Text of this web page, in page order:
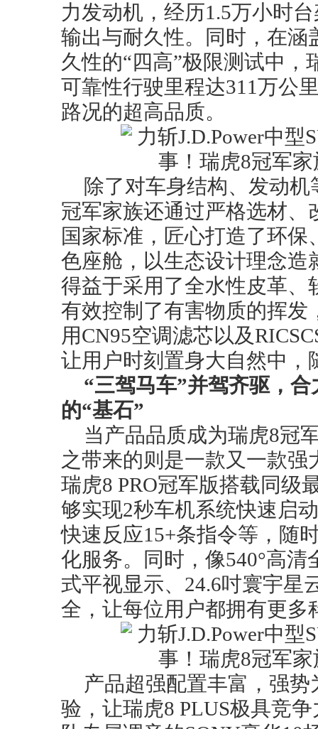
力发动机，经历1.5万小时
输出与耐久性。同时，在
久性的“四高”极限测试中
可靠性行驶里程达311万公
路况的超高品质。
除了对车身结构、发动
冠军家族还通过严格选材
国家标准，匠心打造了环保
色座舱，以生态设计理念造
得益于采用了全水性皮革
有效控制了有害物质的挥
用CN95空调滤芯以及
让用户时刻置身大自然中，
“三驾马车”并驾齐驱，
的“基石”
当产品品质成为瑞虎8冠
之带来的则是一款又一款强
瑞虎8 PRO冠军版搭载同级
够实现2秒车机系统快速启
快速反应15+条指令等，随
化服务。同时，像540°高
式平视显示、24.6吋寰宇星
全，让每位用户都拥有更多
产品超强配置丰富，强
验，让瑞虎8 PLUS极具竞